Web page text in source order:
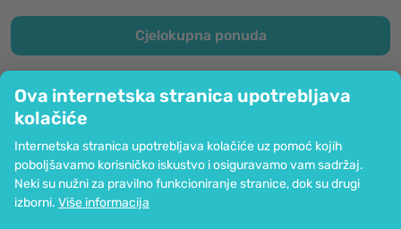
Ova internetska stranica upotrebljava
kolačiće
Internetska stranica upotrebljava kolačiće uz pomoć kojih
poboljšavamo korisničko iskustvo i osiguravamo vam sadržaj.
Neki su nužni za pravilno funkcioniranje stranice, dok su drugi
izborni. Više informacija
Cjelokupna ponuda
Informacije
Pridružite nam se
Pomoć i narudžbe